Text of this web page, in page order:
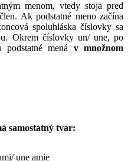
menom, vtedy stoja pred
Ak podstatné meno začína
spoluhláska číslovky sa
Okrem číslovky un/ une, po
podstatné mená v množnom
samostatný tvar:
une amie